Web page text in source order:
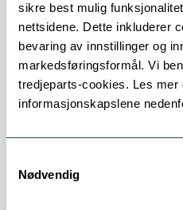
sikre best mulig
nettsidene. Dette inkluderer
bevaring av innstillinger og
markedsføringsformål. Vi
tredjeparts-cookies. Les mer
informasjonskapslene
Nødvendig
Publikasjoner
Her finner du meg
Førsteamanuensis i